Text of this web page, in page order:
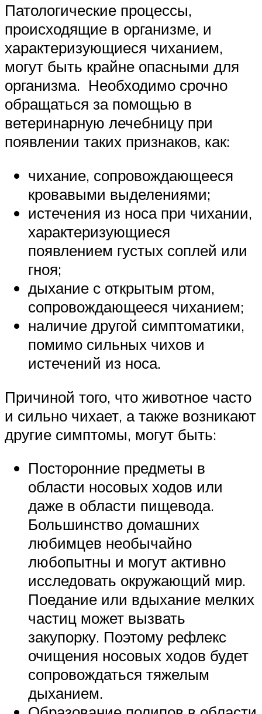
Патологические процессы,
происходящие в организме, и
характеризующиеся чиханием,
могут быть крайне опасными для
организма. Необходимо срочно
обращаться за помощью в
ветеринарную лечебницу при
появлении таких признаков, как:
чихание, сопровождающееся
кровавыми выделениями;
истечения из носа при чихании,
характеризующиеся
появлением густых соплей или
гноя;
дыхание с открытым ртом,
сопровождающееся чиханием;
наличие другой симптоматики,
помимо сильных чихов и
истечений из носа.
Причиной того, что животное часто
и сильно чихает, а также возникают
другие симптомы, могут быть:
Посторонние предметы в
области носовых ходов или
даже в области пищевода.
Большинство домашних
любимцев необычайно
любопытны и могут активно
исследовать окружающий мир.
Поедание или вдыхание мелких
частиц может вызвать
закупорку. Поэтому рефлекс
очищения носовых ходов будет
сопровождаться тяжелым
дыханием.